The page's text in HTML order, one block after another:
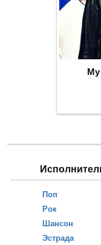
Поп
Рок
Шансон
Эстрада